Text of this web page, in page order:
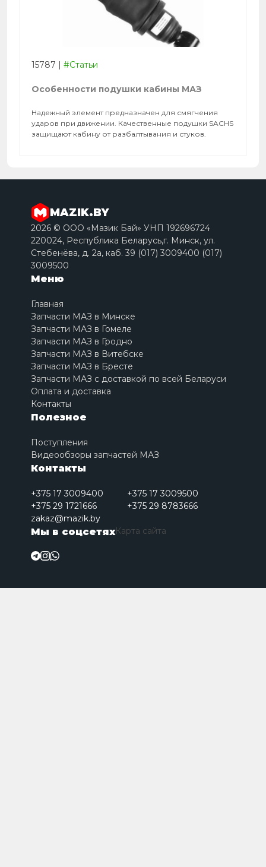
15787 | #Статьи
Особенности подушки кабины МАЗ
Надежный элемент предназначен для смягчения
ударов при движении. Качественные подушки SACHS
защищают кабину от разбалтывания и стуков.
MAZIK.BY
2026 © ООО «Мазик Бай» УНП 192696724
220024, Республика Беларусь,г. Минск, ул.
Стебенёва, д. 2a, каб. 39 (017) 3009400 (017)
3009500
Меню
Главная
Запчасти МАЗ в Минске
Запчасти МАЗ в Гомеле
Запчасти МАЗ в Гродно
Запчасти МАЗ в Витебске
Запчасти МАЗ в Бресте
Запчасти МАЗ с доставкой по всей Беларуси
Оплата и доставка
Контакты
Полезное
Поступления
Видеообзоры запчастей МАЗ
Контакты
+375 17 3009400
+375 17 3009500
+375 29 1721666
+375 29 8783666
zakaz@mazik.by
Мы в соцсетяхКарта сайта